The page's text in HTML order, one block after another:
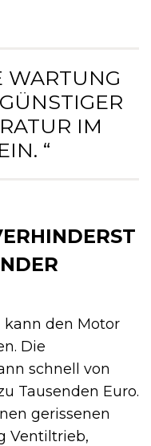
WARTUNG
IM
“
kann den Motor
Die
schnell von
Tausenden Euro.
gerissenen
Ventiltrieb,